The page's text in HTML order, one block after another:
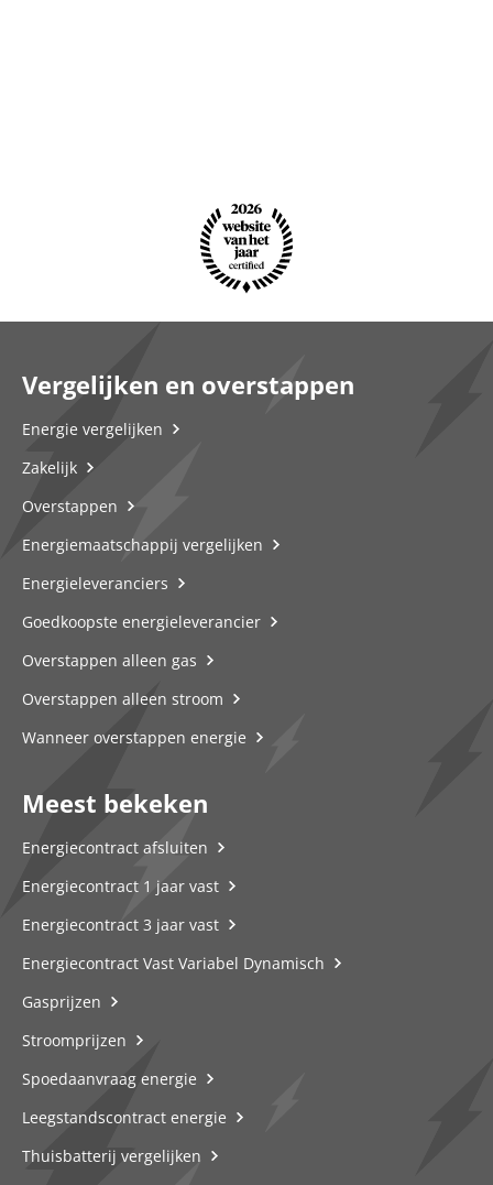
Vergelijken en overstappen
Energie vergelijken
Zakelijk
Overstappen
Energiemaatschappij vergelijken
Energieleveranciers
Goedkoopste energieleverancier
Overstappen alleen gas
Overstappen alleen stroom
Wanneer overstappen energie
Meest bekeken
Energiecontract afsluiten
Energiecontract 1 jaar vast
Energiecontract 3 jaar vast
Energiecontract Vast Variabel Dynamisch
Gasprijzen
Stroomprijzen
Spoedaanvraag energie
Leegstandscontract energie
Thuisbatterij vergelijken